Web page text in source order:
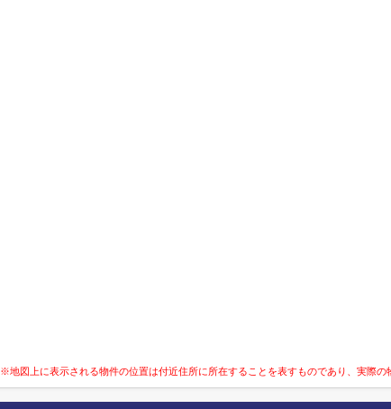
※地図上に表示される物件の位置は付近住所に所在することを表すものであり、実際の